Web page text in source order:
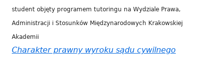
w
nowym
student objęty programem tutoringu na Wydziale Prawa,
Administracji i Stosunków Międzynarodowych Krakowskiej
Akademii
Charakter prawny wyroku sądu cywilnego